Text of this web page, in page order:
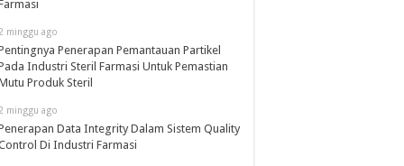
minggu ago
Penerapan Pemantauan Partikel
Industri Steril Farmasi Untuk Pemastian
Produk Steril
minggu ago
Data Integrity Dalam Sistem Quality
Di Industri Farmasi